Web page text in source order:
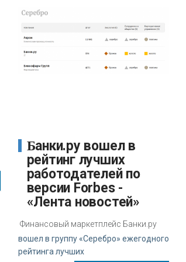
Банки.ру вошел в
рейтинг лучших
работодателей по
версии Forbes -
«Лента новостей»
Финансовый маркетплейс Банки.ру
вошел в группу «Серебро» ежегодного
рейтинга лучших